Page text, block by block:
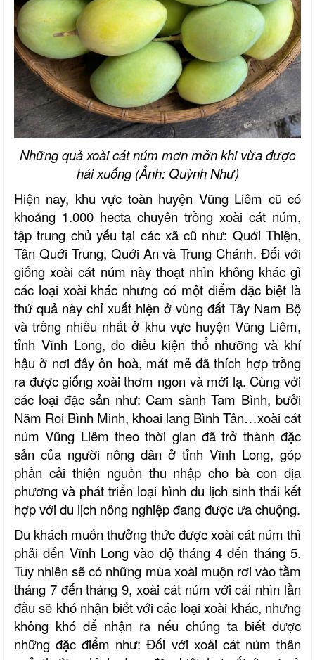
Những quả xoài cát núm mơn mởn khi vừa được
hái xuống (Ảnh: Quỳnh Như)
Hiện nay, khu vực toàn huyện Vũng Liêm cũ có
khoảng 1.000 hecta chuyên trồng xoài cát núm,
tập trung chủ yếu tại các xã cũ như: Quới Thiện,
Tân Quới Trung, Quới An và Trung Chánh. Đối với
giống xoài cát núm này thoạt nhìn không khác gì
các loại xoài khác nhưng có một điểm đặc biệt là
thứ quả này chỉ xuất hiện ở vùng đất Tây Nam Bộ
và trồng nhiều nhất ở khu vực huyện Vũng Liêm,
tỉnh Vĩnh Long, do điều kiện thổ nhưỡng và khí
hậu ở nơi đây ôn hoà, mát mẻ đã thích hợp trồng
ra được giống xoài thơm ngon và mới lạ. Cùng với
các loại đặc sản như: Cam sành Tam Bình, bưởi
Năm Roi Bình Minh, khoai lang Bình Tân…xoài cát
núm Vũng Liêm theo thời gian đã trở thành đặc
sản của người nông dân ở tỉnh Vĩnh Long, góp
phần cải thiện nguồn thu nhập cho bà con địa
phương và phát triển loại hình du lịch sinh thái kết
hợp với du lịch nông nghiệp đang được ưa chuộng.
Du khách muốn thưởng thức được xoài cát núm thì
phải đến Vĩnh Long vào độ tháng 4 đến tháng 5.
Tuy nhiên sẽ có những mùa xoài muộn rơi vào tầm
tháng 7 đến tháng 9, xoài cát núm với cái nhìn lần
đầu sẽ khó nhận biết với các loại xoài khác, nhưng
không khó để nhận ra nếu chúng ta biết được
những đặc điểm như: Đối với xoài cát núm thân